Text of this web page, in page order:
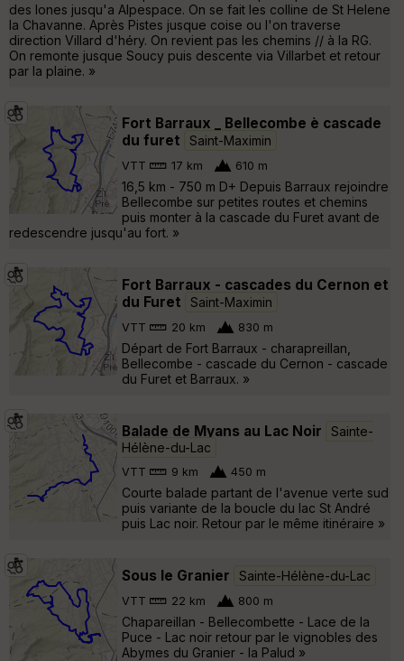
des lones jusqu'a Alpespace. On se fait les colline de St Helene
la Chavanne. Après Pistes jusque coise ou l'on traverse
direction Villard d'héry. On revient pas les chemins // à la RG.
On remonte jusque Soucy puis descente via Villarbet et retour
par la plaine. »
Fort Barraux _ Bellecombe è cascade
du furet
Saint-Maximin
VTT 17 km 610 m
16,5 km - 750 m D+ Depuis Barraux rejoindre
Bellecombe sur petites routes et chemins
puis monter à la cascade du Furet avant de
redescendre jusqu'au fort. »
Fort Barraux - cascades du Cernon et
du Furet
Saint-Maximin
VTT 20 km 830 m
Départ de Fort Barraux - charapreillan,
Bellecombe - cascade du Cernon - cascade
du Furet et Barraux. »
Balade de Myans au Lac Noir
Sainte-
Hélène-du-Lac
VTT 9 km 450 m
Courte balade partant de l'avenue verte sud
puis variante de la boucle du lac St André
puis Lac noir. Retour par le même itinéraire »
Sous le Granier Sainte-Hélène-du-Lac
VTT 22 km 800 m
Chapareillan - Bellecombette - Lace de la
Puce - Lac noir retour par le vignobles des
Abymes du Granier - la Palud »